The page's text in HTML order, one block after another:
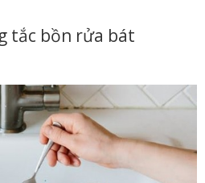
tắc bồn rửa bát